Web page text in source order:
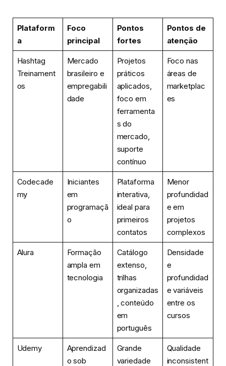
Plataform
a
Foco
principal
Pontos
fortes
Pontos de
atenção
Hashtag
Treinament
os
Mercado
brasileiro e
empregabili
dade
Projetos
práticos
aplicados,
foco em
ferramenta
s do
mercado,
suporte
contínuo
Foco nas
áreas de
marketplac
es
Codecade
my
Iniciantes
em
programaçã
o
Plataforma
interativa,
ideal para
primeiros
contatos
Menor
profundidad
e em
projetos
complexos
Alura
Formação
ampla em
tecnologia
Catálogo
extenso,
trilhas
organizadas
, conteúdo
em
português
Densidade
e
profundidad
e variáveis
entre os
cursos
Udemy
Aprendizad
o sob
Grande
variedade
Qualidade
inconsistent